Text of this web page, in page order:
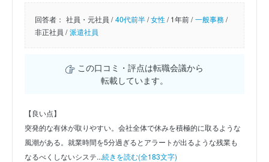
回答者： 社員・元社員 / 40代前半/女性/1年前 / 一般事務/
非正社員 / 派遣社員
この口コミ・評点は転職会議から
転載しています。
【良い点】
突発的な有休が取りやすい。会社全体で休みを積極的に取るような
風潮がある。就業時間を5分過ぎるとアラートが出るような残業も
なるべくしないシステ...続きを読む(全183文字)